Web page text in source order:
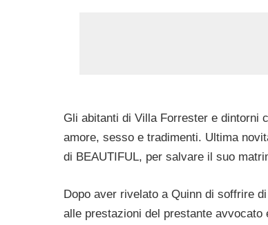
Gli abitanti di Villa Forrester e dintorni
amore, sesso e tradimenti. Ultima
di BEAUTIFUL, per salvare il suo
Dopo aver rivelato a Quinn di soffrire
alle prestazioni del prestante